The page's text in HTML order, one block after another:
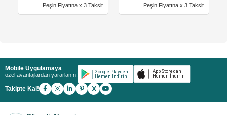
Peşin Fiyatına x 3 Taksit Peşin Fiyatına x 3 Taksit
Mobile Uygulamaya
özel avantajlardan yararlanın!
Takipte Kal! X